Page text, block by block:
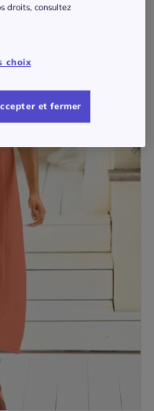
droits, consultez
choix
et fermer